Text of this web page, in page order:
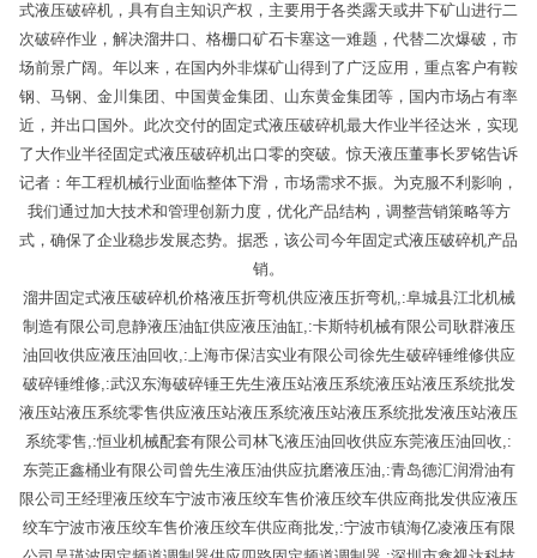
式液压破碎机，具有自主知识产权，主要用于各类露天或井下矿山进行二
次破碎作业，解决溜井口、格栅口矿石卡塞这一难题，代替二次爆破，市
场前景广阔。年以来，在国内外非煤矿山得到了广泛应用，重点客户有鞍
钢、马钢、金川集团、中国黄金集团、山东黄金集团等，国内市场占有率
近，并出口国外。此次交付的固定式液压破碎机最大作业半径达米，实现
了大作业半径固定式液压破碎机出口零的突破。惊天液压董事长罗铭告诉
记者：年工程机械行业面临整体下滑，市场需求不振。为克服不利影响，
我们通过加大技术和管理创新力度，优化产品结构，调整营销策略等方
式，确保了企业稳步发展态势。据悉，该公司今年固定式液压破碎机产品
销。
溜井固定式液压破碎机价格液压折弯机供应液压折弯机,:阜城县江北机械
制造有限公司息静液压油缸供应液压油缸,:卡斯特机械有限公司耿群液压
油回收供应液压油回收,:上海市保洁实业有限公司徐先生破碎锤维修供应
破碎锤维修,:武汉东海破碎锤王先生液压站液压系统液压站液压系统批发
液压站液压系统零售供应液压站液压系统液压站液压系统批发液压站液压
系统零售,:恒业机械配套有限公司林飞液压油回收供应东莞液压油回收,:
东莞正鑫桶业有限公司曾先生液压油供应抗磨液压油,:青岛德汇润滑油有
限公司王经理液压绞车宁波市液压绞车售价液压绞车供应商批发供应液压
绞车宁波市液压绞车售价液压绞车供应商批发,:宁波市镇海亿凌液压有限